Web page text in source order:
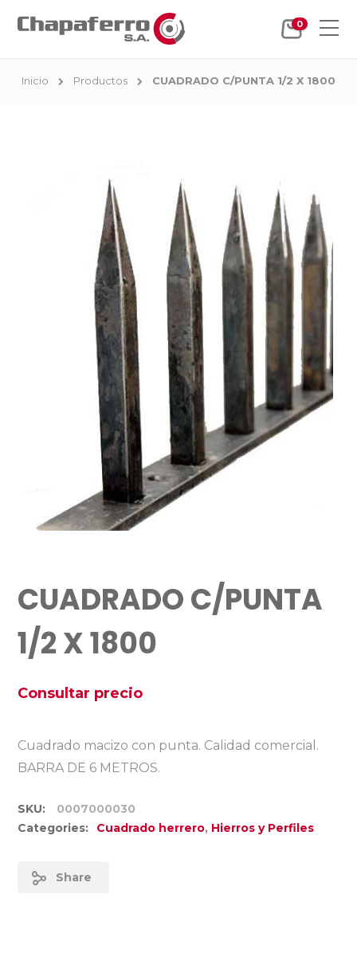
0
Inicio Productos CUADRADO C/PUNTA 1/2 X 1800
CUADRADO C/PUNTA
1/2 X 1800
Consultar precio
Cuadrado macizo con punta. Calidad comercial.
BARRA DE 6 METROS.
SKU:
0007000030
Categories:
Cuadrado herrero, Hierros y Perfiles
Share